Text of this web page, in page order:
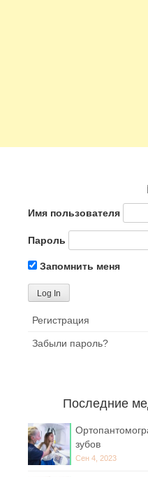
Имя пользователя
Пароль
Запомнить меня
Регистрация
Забыли пароль?
Последние
зубов
Сен 4, 2023